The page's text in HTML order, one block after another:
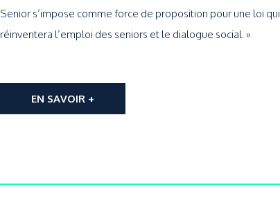
Senior s’impose comme force de proposition pour une loi qui
réinventera l’emploi des seniors et le dialogue social. »
EN SAVOIR +